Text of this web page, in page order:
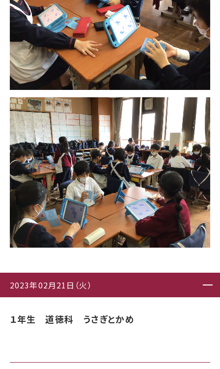
2023年02月21日（火）
１年生 道徳科 うさぎとかめ